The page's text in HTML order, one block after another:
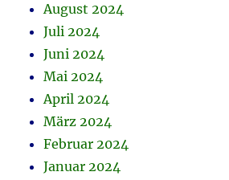
August 2024
Juli 2024
Juni 2024
Mai 2024
April 2024
März 2024
Februar 2024
Januar 2024